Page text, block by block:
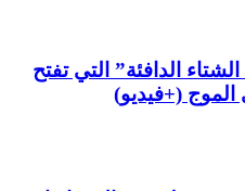
الدافئة” التي تفتح
(+فيديو)